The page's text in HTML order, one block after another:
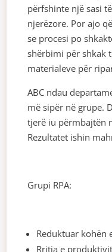
përfshinte një sasi
njerëzore. Por ajo
se procesi po
shërbimi për shkak
materialeve për
ABC ndau
më sipër në grupe.
tjerë iu përmbajtën
Rezultatet ishin
Grupi RPA:
Reduktuar kohën
Rritja e